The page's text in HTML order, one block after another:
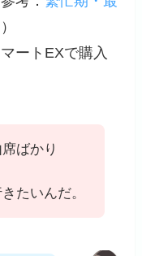
）
ートEXで購入
ばかり
たいんだ。